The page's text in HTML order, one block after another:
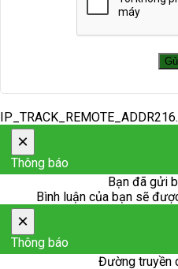
×
Thông báo
Bạn đã gửi
Bình luận của bạn sẽ
×
Thông báo
Đường truyền